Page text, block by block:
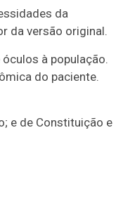
da
da versão original.
à população.
do paciente.
e de Constituição e